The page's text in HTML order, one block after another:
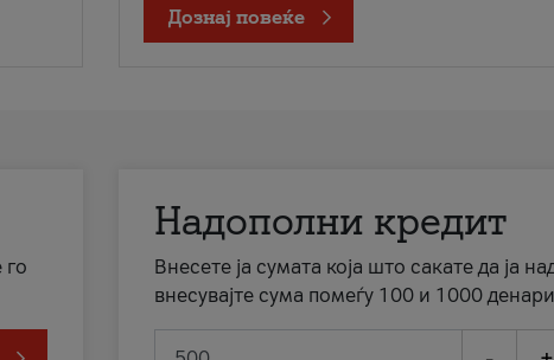
Дознај повеќе
го
Надополни кредит
Внесете ја сумата која што сакате да ја
внесувајте сума помеѓу 100 и 1000